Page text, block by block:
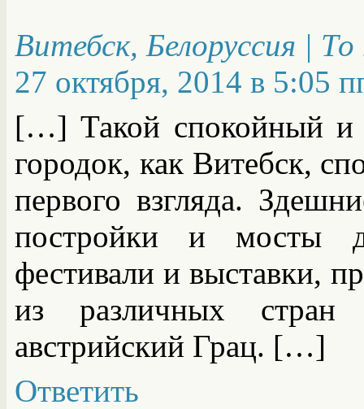
Витебск, Белоруссия |
27 октября, 2014 в 5:05
[…] Такой спокойный и
городок, как Витебск,
первого взгляда.
постройки и мосты
фестивали и выставки,
из различных
австрийский Грац. […]
Ответить